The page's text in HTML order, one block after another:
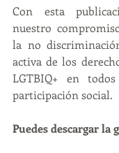
Con esta
nuestro
la no
activa de los
LGTBIQ+ en
participación social.
Puedes descargar la